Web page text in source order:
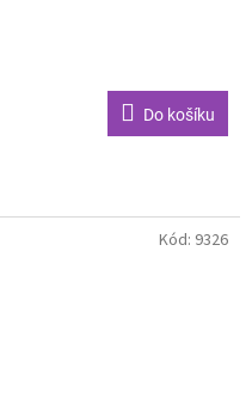
Do košíku
Kód: 9326